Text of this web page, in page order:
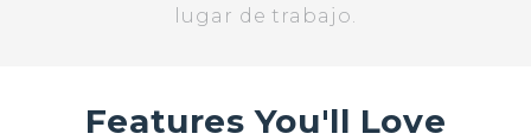
lugar de trabajo.
Features You'll Love